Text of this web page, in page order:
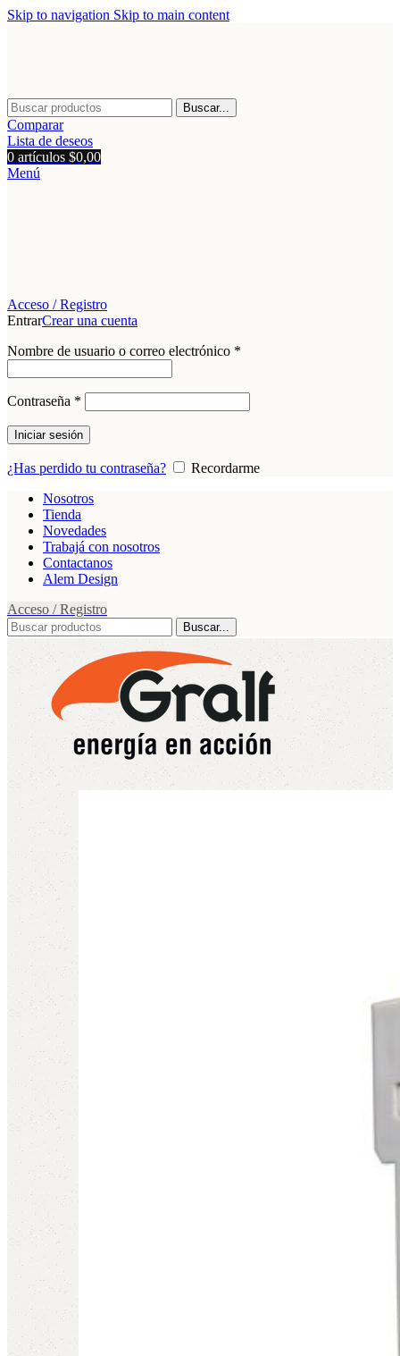
Skip to navigation Skip to main content
Buscar...
Comparar
Lista de deseos
0 artículos $0,00
Menú
Acceso / Registro
EntrarCrear una cuenta
Nombre de usuario o correo electrónico *
Contraseña *
Iniciar sesión
¿Has perdido tu contraseña?
Recordarme
Nosotros
Tienda
Novedades
Trabajá con nosotros
Contactanos
Alem Design
Acceso / Registro
Buscar...